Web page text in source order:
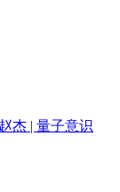
杰 | 量子意识